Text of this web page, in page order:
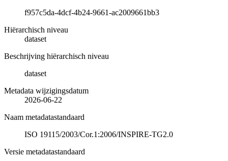
f957c5da-4dcf-4b24-9661-ac2009661bb3
Hiërarchisch niveau
dataset
Beschrijving hiërarchisch niveau
dataset
Metadata wijzigingsdatum
2026-06-22
Naam metadatastandaard
ISO 19115/2003/Cor.1:2006/INSPIRE-TG2.0
Versie metadatastandaard